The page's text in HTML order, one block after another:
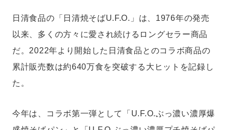
日清食品の「日清焼そばU.F.O.」は、1976年の発売
以来、多くの方々に愛され続けるロングセラー商品
だ。2022年より開始した日清食品とのコラボ商品の
累計販売数は約640万食を突破する大ヒットを記録し
た。
今年は、コラボ第一弾として「U.F.O.ぶっ濃い濃厚爆